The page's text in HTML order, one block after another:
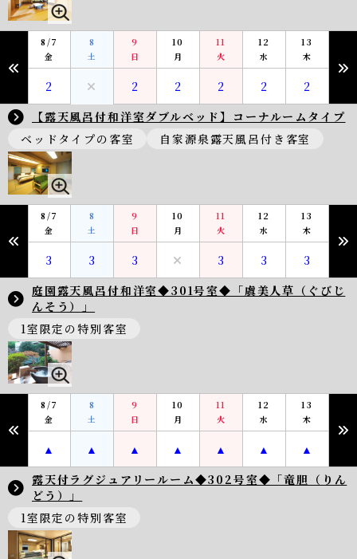
8/7
金
8
土
9
日
10
月
11
火
12
水
13
木
2 2 2 2 2
2
【露天風呂付和洋室ダブルベッド】コーナルームタイプ
ベッドタイプの客室
自家源泉露天風呂付き客室
8/7
金
8
土
9
日
10
月
11
火
12
水
13
木
3 3 3 3 3
3
庭園露天風呂付和洋室◆301号室◆「虞美人草（ぐびじ
んそう）」
1室限定の特別客室
8/7
金
8
土
9
日
10
月
11
火
12
水
13
木
露天付ラグジュアリールーム◆302号室◆「竜胆（りん
どう）」
1室限定の特別客室